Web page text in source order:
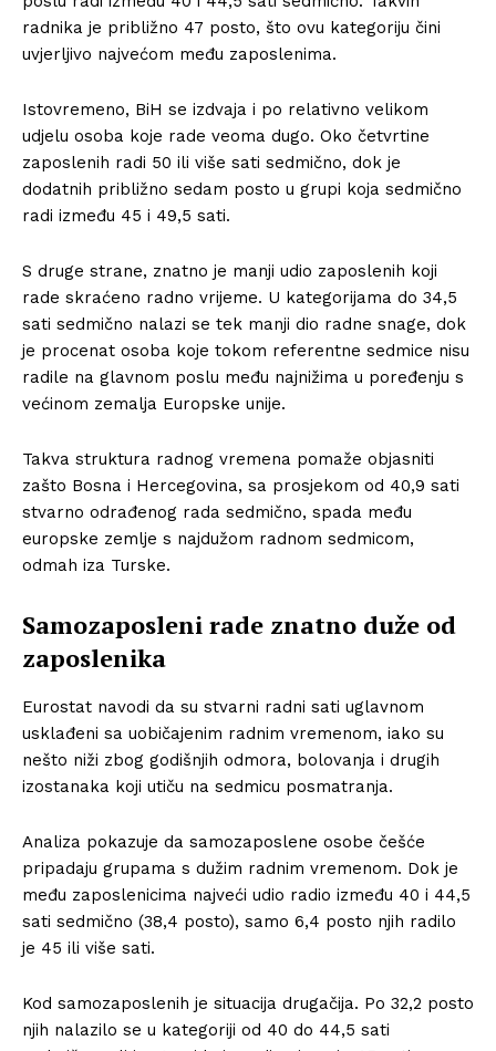
radnika je približno 47 posto, što ovu kategoriju čini
uvjerljivo najvećom među zaposlenima.
Istovremeno, BiH se izdvaja i po relativno velikom
udjelu osoba koje rade veoma dugo. Oko četvrtine
zaposlenih radi 50 ili više sati sedmično, dok je
dodatnih približno sedam posto u grupi koja sedmično
radi između 45 i 49,5 sati.
S druge strane, znatno je manji udio zaposlenih koji
rade skraćeno radno vrijeme. U kategorijama do 34,5
sati sedmično nalazi se tek manji dio radne snage, dok
je procenat osoba koje tokom referentne sedmice nisu
radile na glavnom poslu među najnižima u poređenju s
većinom zemalja Europske unije.
Takva struktura radnog vremena pomaže objasniti
zašto Bosna i Hercegovina, sa prosjekom od 40,9 sati
stvarno odrađenog rada sedmično, spada među
europske zemlje s najdužom radnom sedmicom,
odmah iza Turske.
Samozaposleni rade znatno duže od
zaposlenika
Eurostat navodi da su stvarni radni sati uglavnom
usklađeni sa uobičajenim radnim vremenom, iako su
nešto niži zbog godišnjih odmora, bolovanja i drugih
izostanaka koji utiču na sedmicu posmatranja.
Analiza pokazuje da samozaposlene osobe češće
pripadaju grupama s dužim radnim vremenom. Dok je
među zaposlenicima najveći udio radio između 40 i 44,5
sati sedmično (38,4 posto), samo 6,4 posto njih radilo
je 45 ili više sati.
Kod samozaposlenih je situacija drugačija. Po 32,2 posto
njih nalazilo se u kategoriji od 40 do 44,5 sati